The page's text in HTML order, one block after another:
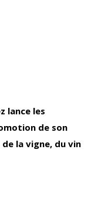
lance les
de son
la vigne, du vin